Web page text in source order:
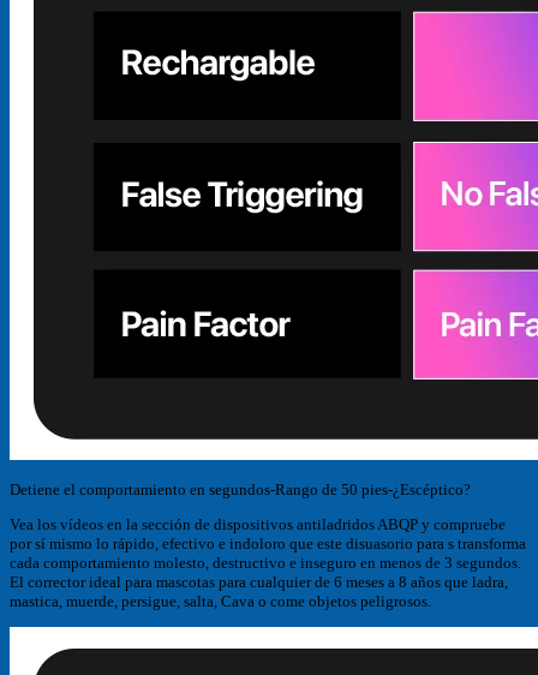
Detiene el comportamiento en segundos-Rango de 50 pies-¿Escéptico?
Vea los vídeos en la sección de dispositivos antiladridos ABQP y compruebe
por sí mismo lo rápido, efectivo e indoloro que este disuasorio para s transforma
cada comportamiento molesto, destructivo e inseguro en menos de 3 segundos.
El corrector ideal para mascotas para cualquier de 6 meses a 8 años que ladra,
mastica, muerde, persigue, salta, Cava o come objetos peligrosos.